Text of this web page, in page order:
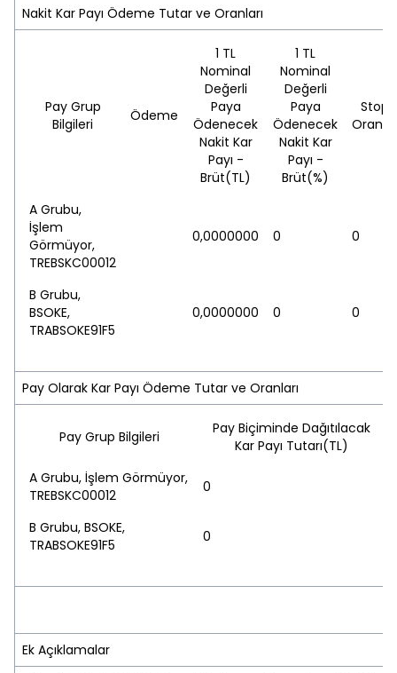
Nakit Kar Payı Ödeme Tutar ve Oranları
Pay Grup
Bilgileri
Ödeme
1 TL
Nominal
Değerli
Paya
Ödenecek
Nakit Kar
Payı -
Brüt(TL)
1 TL
Nominal
Değerli
Paya
Ödenecek
Nakit Kar
Payı -
Brüt(%)
A Grubu,
İşlem
Görmüyor,
TREBSKC00012
0,0000000 0 0
B Grubu,
BSOKE,
TRABSOKE91F5
0,0000000 0 0
Pay Olarak Kar Payı Ödeme Tutar ve Oranları
Pay Grup Bilgileri
Pay Biçiminde Dağıtılacak
Kar Payı Tutarı(TL)
A Grubu, İşlem Görmüyor,
TREBSKC00012
0
B Grubu, BSOKE,
TRABSOKE91F5
0
Ek Açıklamalar